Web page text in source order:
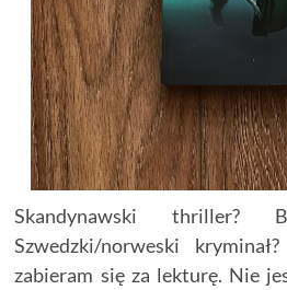
Skandynawski
Szwedzki/norweski
zabieram się za lekturę. Nie